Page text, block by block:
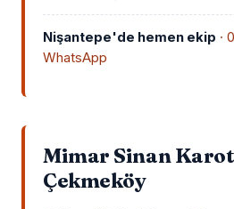
Nişantepe'de hemen ekip ·
WhatsApp
Mimar Sinan
Çekmeköy